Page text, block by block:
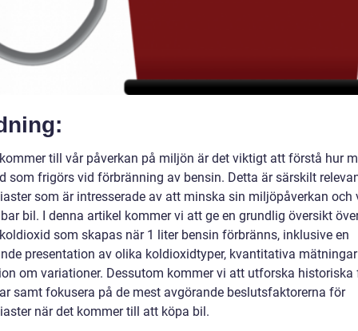
till vår påverkan på miljön är det viktigt att förstå hur
som frigörs vid förbränning av bensin. Detta är särskilt
som är intresserade av att minska sin miljöpåverkan och
bil. I denna artikel kommer vi att ge en grundlig översikt
som skapas när 1 liter bensin förbränns, inklusive en
presentation av olika koldioxidtyper, kvantitativa
om variationer. Dessutom kommer vi att utforska historiska
samt fokusera på de mest avgörande beslutsfaktorerna för
när det kommer till att köpa bil.